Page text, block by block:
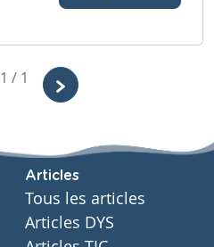
1 / 1
Articles
Tous les articles
Articles DYS